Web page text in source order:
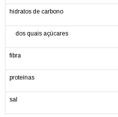
hidratos de carbono
dos quais açúcares
fibra
proteínas
sal